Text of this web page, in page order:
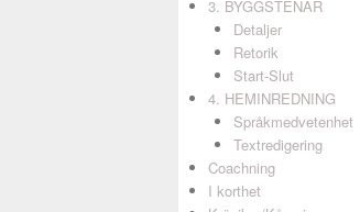
3. BYGGSTENAR
Detaljer
Retorik
Start-Slut
4. HEMINREDNING
Språkmedvetenhet
Textredigering
Coachning
I korthet